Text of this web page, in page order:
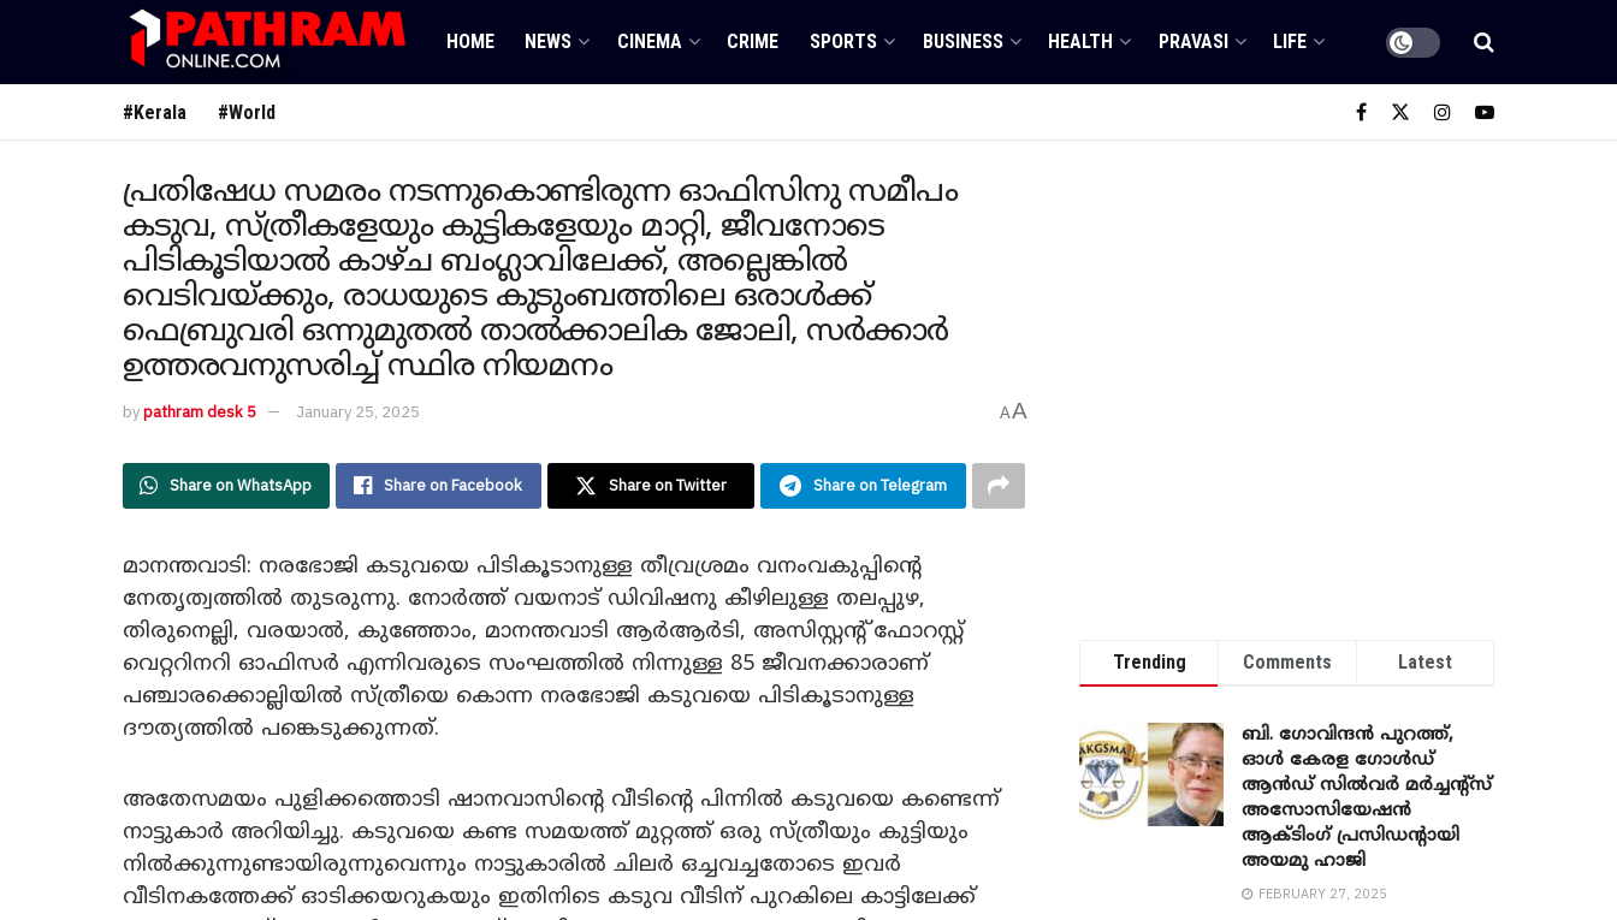
HOME NEWS CINEMA CRIME SPORTS BUSINESS HEALTH PRAVASI LIFE
#Kerala #World
പ്രതിഷേധ സമരം നടന്നുകൊണ്ടിരുന്ന ഓഫിസിനു സമീപം
കടുവ, സ്ത്രീകളേയും കുട്ടികളേയും മാറ്റി, ജീവനോടെ
പിടികൂടിയാൽ കാഴ്ച ബം​ഗ്ലാവിലേക്ക്, അല്ലെങ്കിൽ
വെടിവയ്ക്കും, രാധയുടെ കുടുംബത്തിലെ ഒരാൾക്ക്
ഫെബ്രുവരി ഒന്നുമുതൽ താൽക്കാലിക ജോലി, സർക്കാർ
ഉത്തരവനുസരിച്ച് സ്ഥിര നിയമനം
bypathram desk 5 January 25, 2025 AA
Share on WhatsApp Share on Facebook Share on Twitter Share on Telegram
മാനന്തവാടി: നരഭോജി കടുവയെ പിടികൂടാനുള്ള തീവ്രശ്രമം വനംവകുപ്പിന്റെ
നേതൃത്വത്തിൽ തുടരുന്നു. നോർത്ത് വയനാട് ഡിവിഷനു കീഴിലുള്ള തലപ്പുഴ,
തിരുനെല്ലി, വരയാൽ, കുഞ്ഞോം, മാനന്തവാടി ആർആർടി, അസിസ്റ്റന്റ് ഫോറസ്റ്റ്
വെറ്ററിനറി ഓഫിസർ എന്നിവരുടെ സംഘത്തിൽ നിന്നുള്ള 85 ജീവനക്കാരാണ്
പഞ്ചാരക്കൊല്ലിയിൽ സ്ത്രീയെ കൊന്ന നരഭോജി കടുവയെ പിടികൂടാനുള്ള
ദൗത്യത്തിൽ പങ്കെടുക്കുന്നത്.
അതേസമയം പുളിക്കത്തൊടി ഷാനവാസിന്റെ വീടിന്റെ പിന്നിൽ കടുവയെ കണ്ടെന്ന്
നാട്ടുകാർ അറിയിച്ചു. കടുവയെ കണ്ട സമയത്ത് മുറ്റത്ത് ഒരു സ്ത്രീയും കുട്ടിയും
നിൽക്കുന്നുണ്ടായിരുന്നുവെന്നും നാട്ടുകാരിൽ ചിലർ ഒച്ചവച്ചതോടെ ഇവർ
വീടിനകത്തേക്ക് ഓടിക്കയറുകയും ഇതിനിടെ കടുവ വീടിന് പുറകിലെ കാട്ടിലേക്ക്
Trending Comments Latest
ബി. ​ഗോവിന്ദൻ പുറത്ത്,
ഓൾ കേരള ഗോൾഡ്
ആൻഡ് സിൽവർ മർച്ചന്റ്സ്
അസോസിയേഷൻ
ആക്ടിംഗ് പ്രസിഡന്റായി
അയമു ഹാജി
FEBRUARY 27, 2025